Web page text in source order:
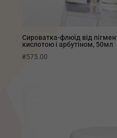
Сироватка-флюїд від
кислотою і арбутіном, 50мл
₴575.00